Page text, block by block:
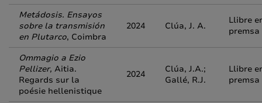
Metádosis. Ensayos
sobre la transmisión
en Plutarco, Coimbra
2024 Clúa, J. A.
Llibre
premsa
Ommagio a Ezio
Pellizer, Aitia.
Regards sur la
poésie hellenistique
2024
Clúa, J.A.;
Gallé, R.J.
Llibre
premsa